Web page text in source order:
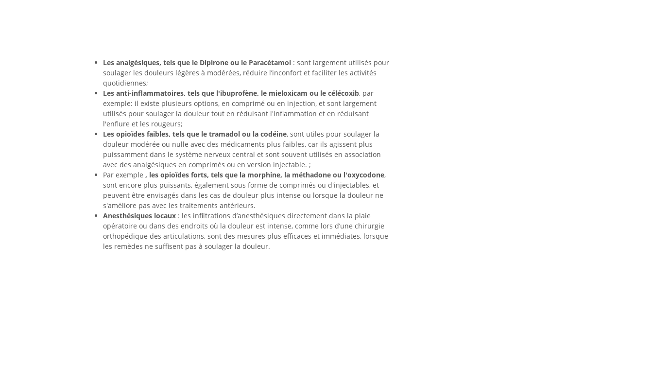
Les analgésiques, tels que le Dipirone ou le Paracétamol : sont largement utilisés pour
soulager les douleurs légères à modérées, réduire l’inconfort et faciliter les activités
quotidiennes;
Les anti-inflammatoires, tels que l'ibuprofène, le mieloxicam ou le célécoxib, par
exemple: il existe plusieurs options, en comprimé ou en injection, et sont largement
utilisés pour soulager la douleur tout en réduisant l'inflammation et en réduisant
l'enflure et les rougeurs;
Les opioïdes faibles, tels que le tramadol ou la codéine, sont utiles pour soulager la
douleur modérée ou nulle avec des médicaments plus faibles, car ils agissent plus
puissamment dans le système nerveux central et sont souvent utilisés en association
avec des analgésiques en comprimés ou en version injectable. ;
Par exemple , les opioïdes forts, tels que la morphine, la méthadone ou l'oxycodone,
sont encore plus puissants, également sous forme de comprimés ou d'injectables, et
peuvent être envisagés dans les cas de douleur plus intense ou lorsque la douleur ne
s'améliore pas avec les traitements antérieurs.
Anesthésiques locaux : les infiltrations d’anesthésiques directement dans la plaie
opératoire ou dans des endroits où la douleur est intense, comme lors d’une chirurgie
orthopédique des articulations, sont des mesures plus efficaces et immédiates, lorsque
les remèdes ne suffisent pas à soulager la douleur.